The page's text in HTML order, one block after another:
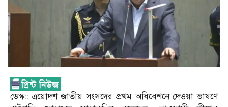
ডেস্ক:: ত্রয়োদশ জাতীয় সংসদের প্রথম অধিবেশনে দেওয়া ভাষণে